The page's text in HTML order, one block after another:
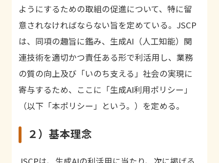
ようにするための取組の促進について、特に留
意されなければならない旨を定めている。JSCP
は、同項の趣旨に鑑み、生成AI（人工知能）関
連技術を適切かつ責任ある形で利活用し、業務
の質の向上及び「いのち支える」社会の実現に
寄与するため、ここに「生成AI利用ポリシー」
（以下「本ポリシー」という。）を定める。
２）基本理念